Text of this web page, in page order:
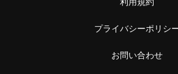
プライバシーポリシ
お問い合わせ